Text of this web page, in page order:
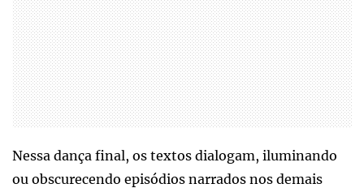
Nessa dança final, os textos dialogam, iluminando
ou obscurecendo episódios narrados nos demais